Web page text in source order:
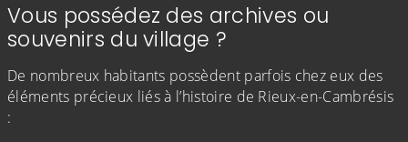
Vous possédez des archives ou
souvenirs du village ?
De nombreux habitants possèdent parfois chez eux des
éléments précieux liés à l’histoire de Rieux-en-Cambrésis
: